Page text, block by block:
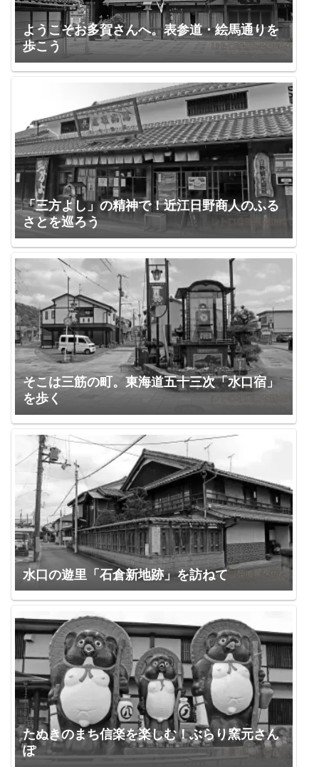
ようこそお多賀さんへ。表参道・絵馬通りを
歩こう
「三方よし」の精神で！近江日野商人のふる
さとを巡ろう
そこは三筋の町。東海道五十三次「水口宿」
を歩く
水口の遊里「石倉新地跡」を訪ねて
たぬきのまち信楽を楽しむ！ぶらり窯元さん
ぽ